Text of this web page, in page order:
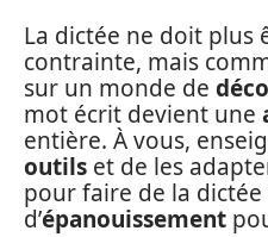
La dictée ne doit plus
contrainte, mais
sur un monde de
mot écrit devient une
entière. À vous,
outils et de les
pour faire de la dictée
d’épanouissement